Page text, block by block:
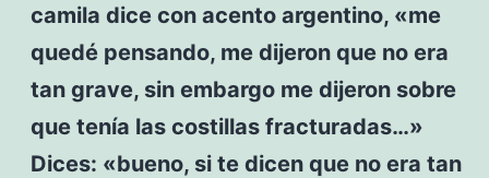
camila dice con acento argentino, «me
quedé pensando, me dijeron que no era
tan grave, sin embargo me dijeron sobre
que tenía las costillas fracturadas…»
Dices: «bueno, si te dicen que no era tan